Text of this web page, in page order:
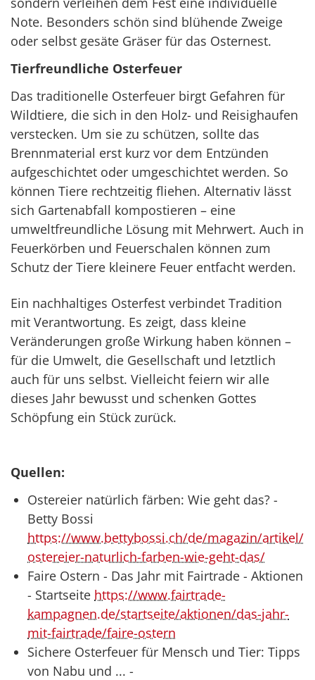
Note. Besonders schön sind blühende Zweige
oder selbst gesäte Gräser für das Osternest.
Tierfreundliche Osterfeuer
Das traditionelle Osterfeuer birgt Gefahren für
Wildtiere, die sich in den Holz- und Reisighaufen
verstecken. Um sie zu schützen, sollte das
Brennmaterial erst kurz vor dem Entzünden
aufgeschichtet oder umgeschichtet werden. So
können Tiere rechtzeitig fliehen. Alternativ lässt
sich Gartenabfall kompostieren – eine
umweltfreundliche Lösung mit Mehrwert. Auch in
Feuerkörben und Feuerschalen können zum
Schutz der Tiere kleinere Feuer entfacht werden.
Ein nachhaltiges Osterfest verbindet Tradition
mit Verantwortung. Es zeigt, dass kleine
Veränderungen große Wirkung haben können –
für die Umwelt, die Gesellschaft und letztlich
auch für uns selbst. Vielleicht feiern wir alle
dieses Jahr bewusst und schenken Gottes
Schöpfung ein Stück zurück.
Quellen:
Ostereier natürlich färben: Wie geht das? -
Betty Bossi
https://www.bettybossi.ch/de/magazin/artikel/
ostereier-naturlich-farben-wie-geht-das/
Faire Ostern - Das Jahr mit Fairtrade - Aktionen
- Startseite https://www.fairtrade-
kampagnen.de/startseite/aktionen/das-jahr-
mit-fairtrade/faire-ostern
Sichere Osterfeuer für Mensch und Tier: Tipps
von Nabu und ... -